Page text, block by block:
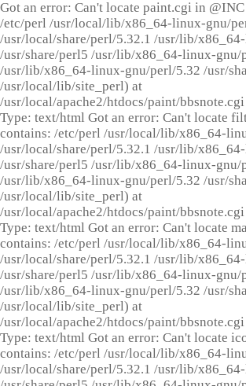
Got an error: Can't locate paint.cgi in
/etc/perl /usr/local/lib/x86_64-linux-gnu/
/usr/local/share/perl/5.32.1 /usr/lib/
/usr/share/perl5 /usr/lib/x86_64-linux-gnu/
/usr/lib/x86_64-linux-gnu/perl/5.32 /usr/
/usr/local/lib/site_perl) at
/usr/local/apache2/htdocs/paint/
Type: text/html Got an error: Can't locate
contains: /etc/perl /usr/local/lib/x86_64-
/usr/local/share/perl/5.32.1 /usr/lib/
/usr/share/perl5 /usr/lib/x86_64-linux-gnu/
/usr/lib/x86_64-linux-gnu/perl/5.32 /usr/
/usr/local/lib/site_perl) at
/usr/local/apache2/htdocs/paint/
Type: text/html Got an error: Can't locate
contains: /etc/perl /usr/local/lib/x86_64-
/usr/local/share/perl/5.32.1 /usr/lib/
/usr/share/perl5 /usr/lib/x86_64-linux-gnu/
/usr/lib/x86_64-linux-gnu/perl/5.32 /usr/
/usr/local/lib/site_perl) at
/usr/local/apache2/htdocs/paint/
Type: text/html Got an error: Can't locate
contains: /etc/perl /usr/local/lib/x86_64-
/usr/local/share/perl/5.32.1 /usr/lib/